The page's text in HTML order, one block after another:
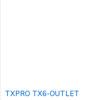
TXPRO TX6-OUTLET